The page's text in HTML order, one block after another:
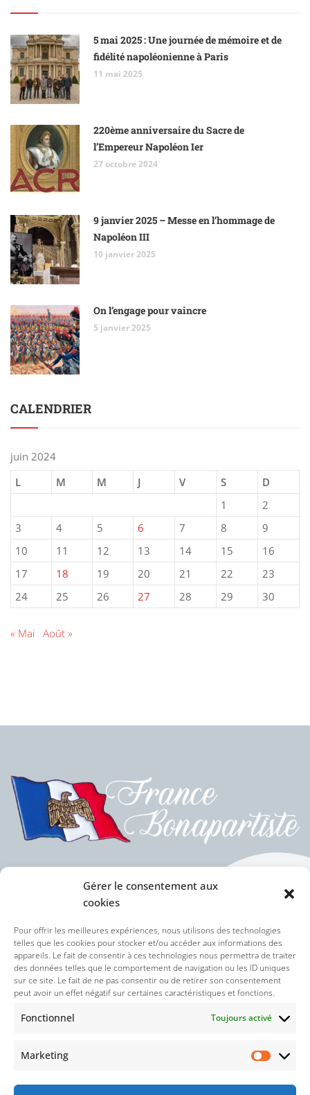
Gérer le consentement aux
cookies
Pour offrir les meilleures expériences, nous utilisons des technologies
telles que les cookies pour stocker et/ou accéder aux informations des
appareils. Le fait de consentir à ces technologies nous permettra de traiter
des données telles que le comportement de navigation ou les ID uniques
sur ce site. Le fait de ne pas consentir ou de retirer son consentement
peut avoir un effet négatif sur certaines caractéristiques et fonctions.
Fonctionnel Toujours activé
Marketing
5 mai 2025 : Une journée de mémoire et de
fidélité napoléonienne à Paris
11 mai 2025
220ème anniversaire du Sacre de
l’Empereur Napoléon Ier
27 octobre 2024
9 janvier 2025 – Messe en l’hommage de
Napoléon III
10 janvier 2025
On l’engage pour vaincre
5 janvier 2025
CALENDRIER
juin 2024
L
M M J V S
D
1
2
3
4 5 6 7 8
9
10
11 12 13 14 15
16
17
18 19 20 21 22
23
24
25 26 27 28 29 30
« Mai Août »
Politique des cookies (UE)
Politique de confidentialité
Nos réseaux sociaux :